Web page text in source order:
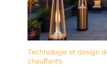
Technologie et design
chauffants